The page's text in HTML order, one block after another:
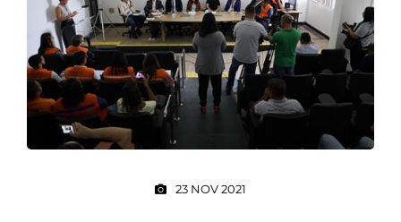
23 NOV 2021